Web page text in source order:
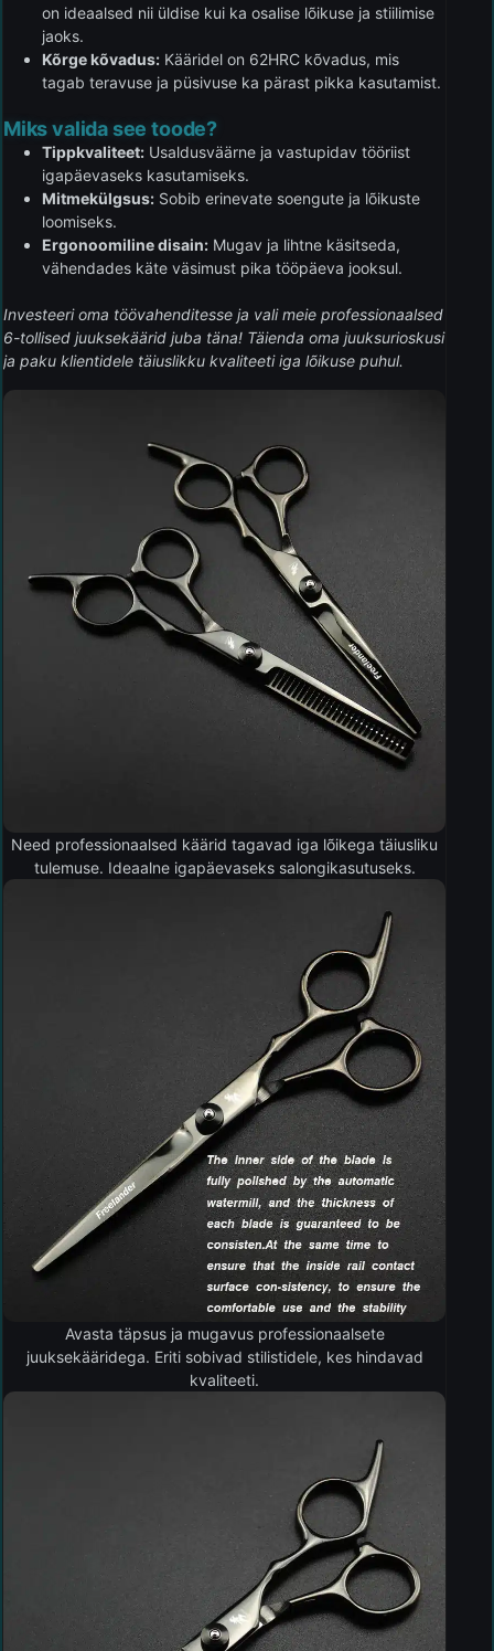
on ideaalsed nii üldise kui ka osalise lõikuse ja stiilimise
jaoks.
Kõrge kõvadus: Kääridel on 62HRC kõvadus, mis
tagab teravuse ja püsivuse ka pärast pikka kasutamist.
Miks valida see toode?
Tippkvaliteet: Usaldusväärne ja vastupidav tööriist
igapäevaseks kasutamiseks.
Mitmekülgsus: Sobib erinevate soengute ja lõikuste
loomiseks.
Ergonoomiline disain: Mugav ja lihtne käsitseda,
vähendades käte väsimust pika tööpäeva jooksul.
Investeeri oma töövahenditesse ja vali meie professionaalsed
6-tollised juuksekäärid juba täna! Täienda oma juuksurioskusi
ja paku klientidele täiuslikku kvaliteeti iga lõikuse puhul.
Need professionaalsed käärid tagavad iga lõikega täiusliku
tulemuse. Ideaalne igapäevaseks salongikasutuseks.
Avasta täpsus ja mugavus professionaalsete
juuksekääridega. Eriti sobivad stilistidele, kes hindavad
kvaliteeti.